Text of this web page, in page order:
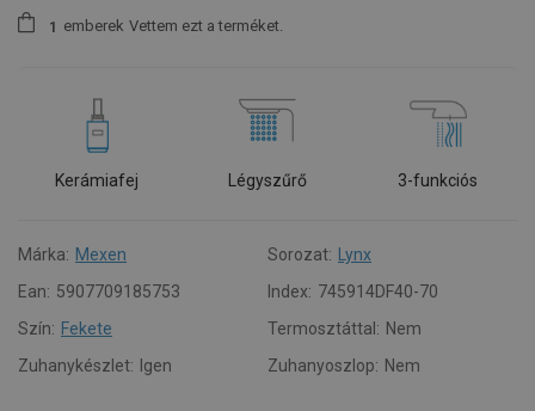
1 emberek Vettem ezt a terméket.
Kerámiafej Légyszűrő 3-funkciós
Márka: Mexen Sorozat:
Lynx
Ean: 5907709185753 Index: 745914DF40-70
Szín: Fekete Termosztáttal: Nem
Zuhanykészlet:
Igen Zuhanyoszlop: Nem